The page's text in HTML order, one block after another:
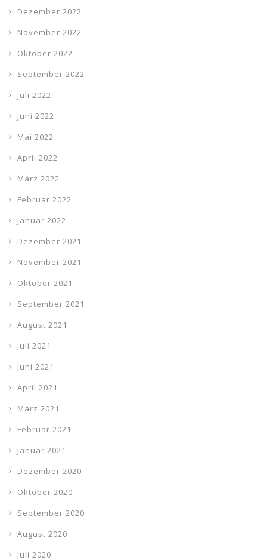
Dezember 2022
November 2022
Oktober 2022
September 2022
Juli 2022
Juni 2022
Mai 2022
April 2022
März 2022
Februar 2022
Januar 2022
Dezember 2021
November 2021
Oktober 2021
September 2021
August 2021
Juli 2021
Juni 2021
April 2021
März 2021
Februar 2021
Januar 2021
Dezember 2020
Oktober 2020
September 2020
August 2020
Juli 2020